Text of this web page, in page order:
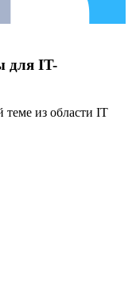
для IT-
из области IT